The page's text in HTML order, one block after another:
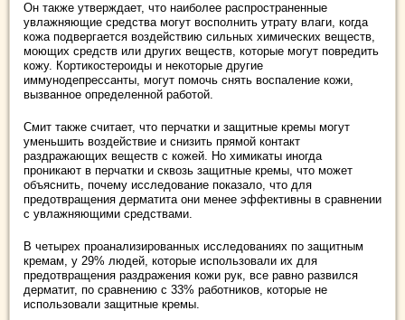
Он также утверждает, что наиболее распространенные
увлажняющие средства могут восполнить утрату влаги, когда
кожа подвергается воздействию сильных химических веществ,
моющих средств или других веществ, которые могут повредить
кожу. Кортикостероиды и некоторые другие
иммунодепрессанты, могут помочь снять воспаление кожи,
вызванное определенной работой.
Смит также считает, что перчатки и защитные кремы могут
уменьшить воздействие и снизить прямой контакт
раздражающих веществ с кожей. Но химикаты иногда
проникают в перчатки и сквозь защитные кремы, что может
объяснить, почему исследование показало, что для
предотвращения дерматита они менее эффективны в сравнении
с увлажняющими средствами.
В четырех проанализированных исследованиях по защитным
кремам, у 29% людей, которые использовали их для
предотвращения раздражения кожи рук, все равно развился
дерматит, по сравнению с 33% работников, которые не
использовали защитные кремы.